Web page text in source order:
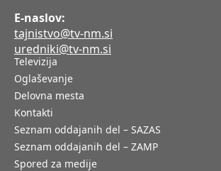
E-naslov:
tajnistvo@tv-nm.si
uredniki@tv-nm.si
Televizija
Oglaševanje
Delovna mesta
Kontakti
Seznam oddajanih del – SAZAS
Seznam oddajanih del – ZAMP
Spored za medije